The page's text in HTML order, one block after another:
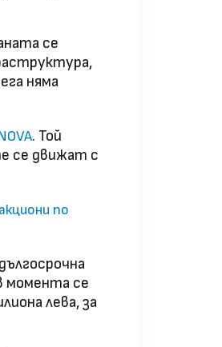
се
няма
. Той
се движат с
по
момента се
лева, за